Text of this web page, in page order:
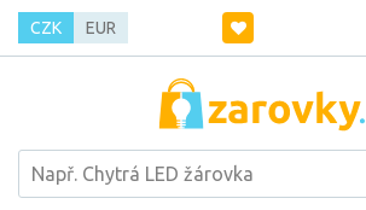
CZK EUR